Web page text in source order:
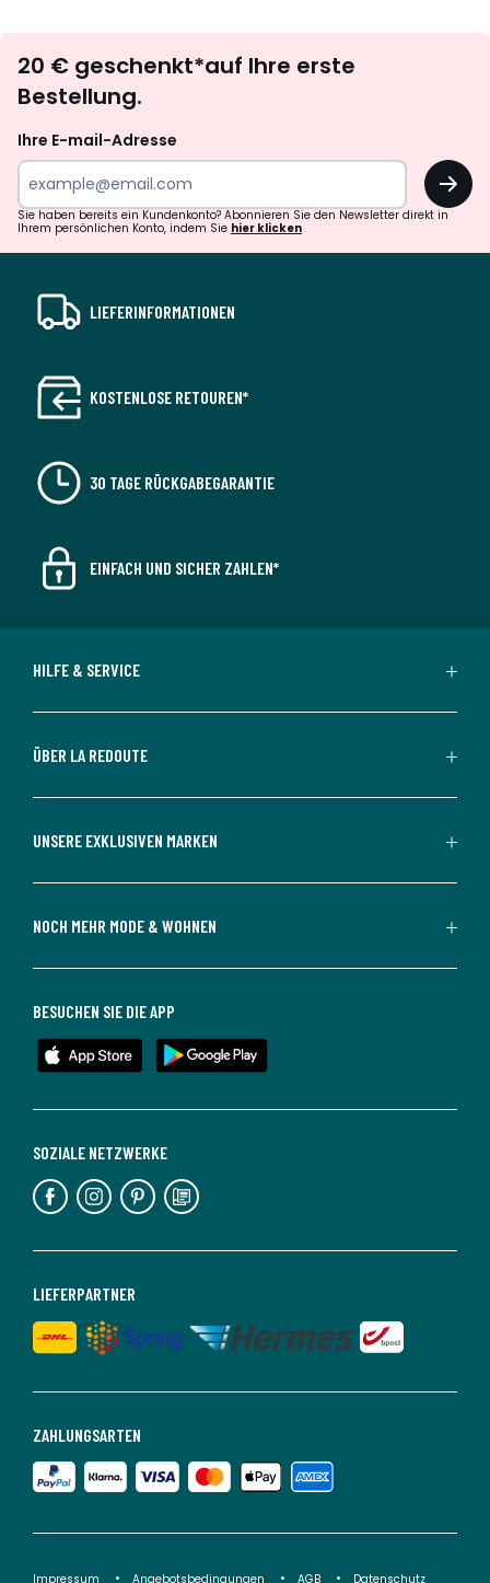
abonnieren
20 € geschenkt*auf Ihre erste
Bestellung.
Ihre E-mail-Adresse
OK
Sie haben bereits ein Kundenkonto? Abonnieren Sie den Newsletter direkt in
Ihrem persönlichen Konto, indem Sie hier klicken
LIEFERINFORMATIONEN
KOSTENLOSE RETOUREN*
30 TAGE RÜCKGABEGARANTIE
EINFACH UND SICHER ZAHLEN*
HILFE & SERVICE
ÜBER LA REDOUTE
UNSERE EXKLUSIVEN MARKEN
NOCH MEHR MODE & WOHNEN
ZAHLUNGSARTEN
LIEFERPARTNER
SOZIALE NETZWERKE
BESUCHEN SIE DIE APP
Impressum Angebotsbedingungen AGB Datenschutz